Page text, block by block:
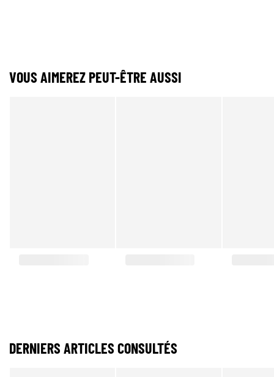
VOUS AIMEREZ PEUT-ÊTRE AUSSI
DERNIERS ARTICLES CONSULTÉS